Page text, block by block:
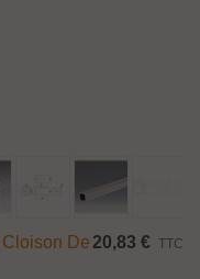
De20,83 € TTC